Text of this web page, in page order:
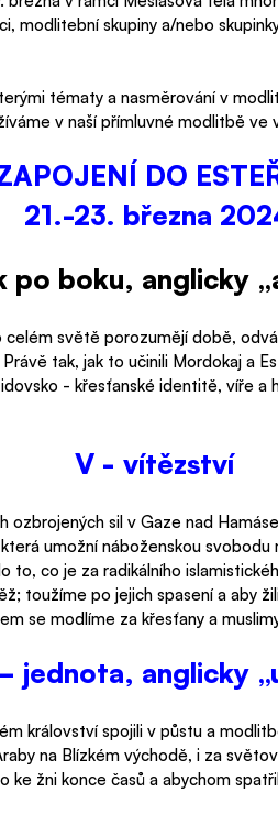
modlitební skupiny a/nebo
tématy a nasměrování v
v naší přímluvné modlitbě ve
DO
21.-23. března
boku, anglicky
světě porozumějí době,
tak, jak to učinili Mordokaj a
- křesťanské identitě, víře a
V - vítězství
ozbrojených sil v Gaze nad
umožní náboženskou
co je za radikálního
toužíme po jejich spasení a aby
se modlíme za křesťany a
jednota, anglicky
království spojili v půstu a
na Blízkém východě, i za
ke žni konce časů a abychom